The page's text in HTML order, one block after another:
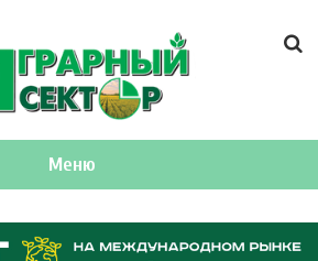
Меню